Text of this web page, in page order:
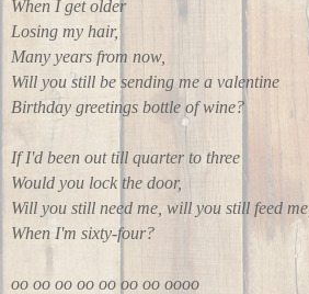
When I get older
Losing my hair,
Many years from now,
Will you still be sending me a valentine
Birthday greetings bottle of wine?
If I'd been out till quarter to three
Would you lock the door,
Will you still need me, will you still feed me,
When I'm sixty-four?
oo oo oo oo oo oo oo oooo